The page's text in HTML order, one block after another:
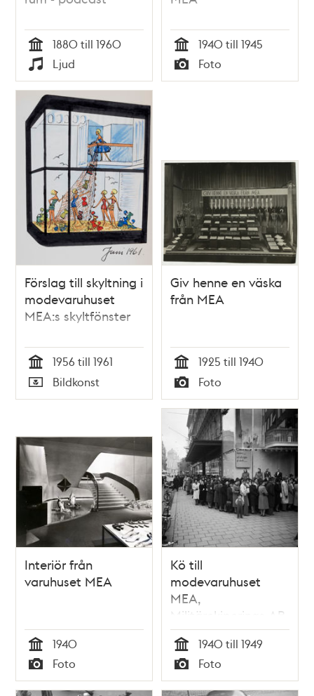
Tid
1880 till 1960
Typ
Ljud Tid
1940 till 1945
Typ
Foto
Förslag till skyltning i
modevaruhuset
MEA:s skyltfönster
Tid
1956 till 1961
Typ
Bildkonst
Giv henne en väska
från MEA
Tid
1925 till 1940
Typ
Foto
Interiör från
varuhuset MEA
Tid
1940
Typ
Foto
Kö till
modevaruhuset
MEA,
Militärekiperings AB,
vid Hamngatan 3.
Tid
1940 till 1949
Typ
Foto